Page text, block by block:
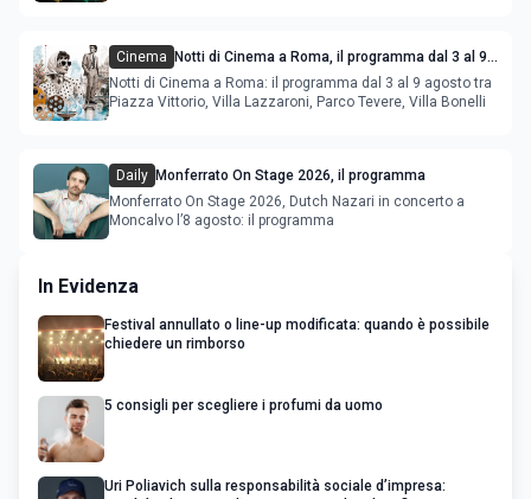
Cinema
Notti di Cinema a Roma, il programma dal 3 al 9
agosto
Notti di Cinema a Roma: il programma dal 3 al 9 agosto tra
Piazza Vittorio, Villa Lazzaroni, Parco Tevere, Villa Bonelli
Daily Monferrato On Stage 2026, il programma
Monferrato On Stage 2026, Dutch Nazari in concerto a
Moncalvo l’8 agosto: il programma
In Evidenza
Festival annullato o line-up modificata: quando è possibile
chiedere un rimborso
5 consigli per scegliere i profumi da uomo
Uri Poliavich sulla responsabilità sociale d’impresa: